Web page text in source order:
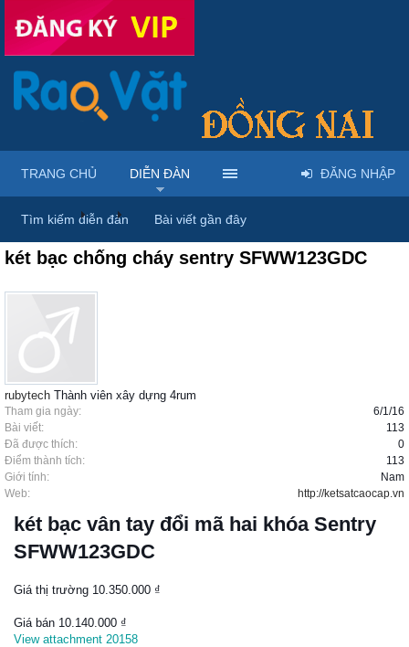
Diễn đàn ... Rao vặt tổng hợp - Uy tín - Miễn phí
két bạc chống cháy sentry SFWW123GDC
rubytech Thành viên xây dựng 4rum
Tham gia ngày:
6/1/16
Bài viết:
113
Đã được thích:
0
Điểm thành tích:
113
Giới tính:
Nam
Web:
http://ketsatcaocap.vn
két bạc vân tay đổi mã hai khóa Sentry
SFWW123GDC
Giá thị trường 10.350.000 ₫
Giá bán 10.140.000 ₫
View attachment 20158
TRANG CHỦ DIỄN ĐÀN
Tìm kiếm diễn đàn Bài viết gần đây
ĐĂNG NHẬP